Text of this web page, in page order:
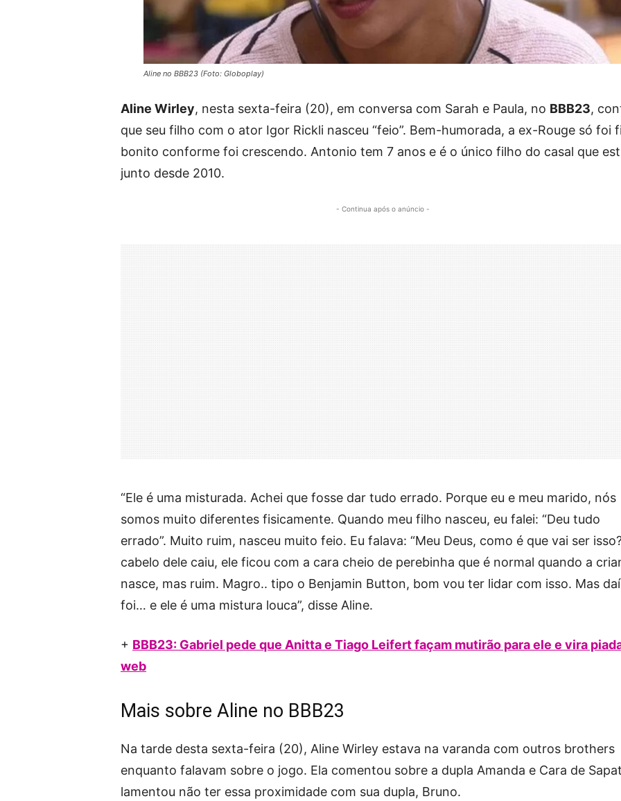
Aline no BBB23 (Foto: Globoplay)
Aline Wirley, nesta sexta-feira (20), em conversa com Sarah e Paula, no BBB23,
que seu filho com o ator Igor Rickli nasceu “feio”. Bem-humorada, a ex-Rouge só foi
bonito conforme foi crescendo. Antonio tem 7 anos e é o único filho do casal que
junto desde 2010.
- Continua após o anúncio -
“Ele é uma misturada. Achei que fosse dar tudo errado. Porque eu e meu marido, nós
somos muito diferentes fisicamente. Quando meu filho nasceu, eu falei: “Deu tudo
errado”. Muito ruim, nasceu muito feio. Eu falava: “Meu Deus, como é que vai ser
cabelo dele caiu, ele ficou com a cara cheio de perebinha que é normal quando a
nasce, mas ruim. Magro.. tipo o Benjamin Button, bom vou ter lidar com isso. Mas
foi… e ele é uma mistura louca”, disse Aline.
+ BBB23: Gabriel pede que Anitta e Tiago Leifert façam mutirão para ele e vira
web
Mais sobre Aline no BBB23
Na tarde desta sexta-feira (20), Aline Wirley estava na varanda com outros brothers
enquanto falavam sobre o jogo. Ela comentou sobre a dupla Amanda e Cara de
lamentou não ter essa proximidade com sua dupla, Bruno.